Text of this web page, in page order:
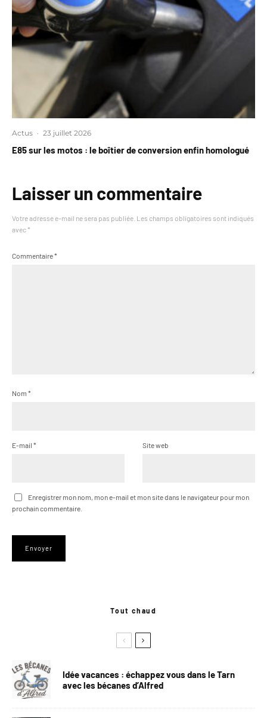
Actus · 23 juillet 2026
E85 sur les motos : le boîtier de conversion enfin homologué
Laisser un commentaire
Votre adresse e-mail ne sera pas publiée. Les champs obligatoires sont indiqués
avec *
Commentaire*
Nom *
E-mail * Site web
Enregistrer mon nom, mon e-mail et mon site dans le navigateur pour mon
prochain commentaire.
Tout chaud
Idée vacances : échappez vous dans le Tarn
avec les bécanes d’Alfred